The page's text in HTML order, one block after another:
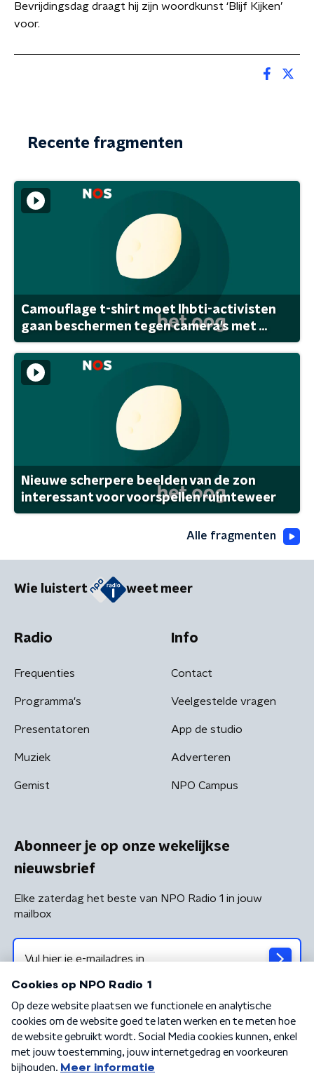
Bevrijdingsdag draagt hij zijn woordkunst ‘Blijf Kijken’
voor.
Recente fragmenten
Camouflage t-shirt moet lhbti-activisten
gaan beschermen tegen camera's met ...
Nieuwe scherpere beelden van de zon
interessant voor voorspellen ruimteweer
Alle fragmenten
Wie luistert weet meer
Radio
Frequenties
Programma's
Presentatoren
Muziek
Gemist
Info
Contact
Veelgestelde vragen
App de studio
Adverteren
NPO Campus
Abonneer je op onze wekelijkse
nieuwsbrief
Elke zaterdag het beste van NPO Radio 1 in jouw
mailbox
Algemene voorwaarden